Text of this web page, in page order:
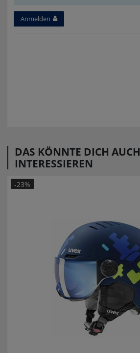
Anmelden
DAS KÖNNTE DICH AUCH
INTERESSIEREN
-23%